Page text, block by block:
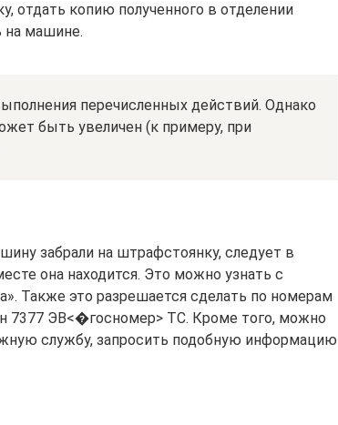
отдать копию полученного в отделении
на машине.
перечисленных действий. Однако
быть увеличен (к примеру, при
забрали на штрафстоянку, следует в
она находится. Это можно узнать с
Также это разрешается сделать по номерам
7377 ЭВ<�госномер> ТС. Кроме того, можно
службу, запросить подобную информацию